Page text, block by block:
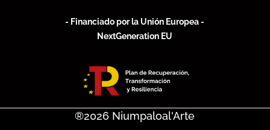
- Financiado por la Unión Europea -
NextGeneration EU
®2026 Niumpaloal'Arte